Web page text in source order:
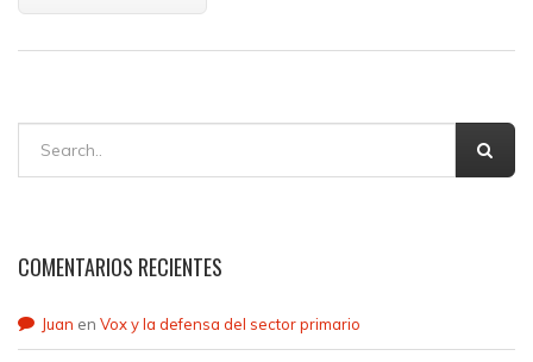
COMENTARIOS RECIENTES
Juan en Vox y la defensa del sector primario